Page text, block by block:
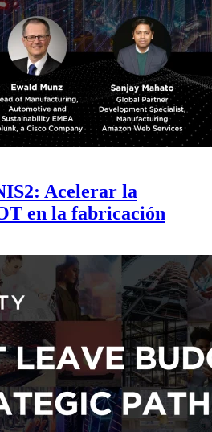
Acelerar la
en la fabricación